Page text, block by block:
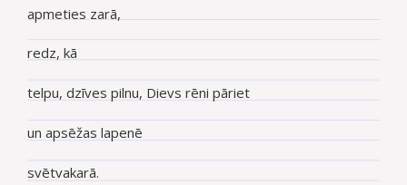
apmeties zarā,
redz, kā
telpu, dzīves pilnu, Dievs rēni pāriet
un apsēžas lapenē
svētvakarā.